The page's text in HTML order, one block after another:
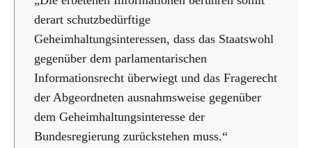
derart schutzbedürftige
Geheimhaltungsinteressen, dass das Staatswohl
gegenüber dem parlamentarischen
Informationsrecht überwiegt und das Fragerecht
der Abgeordneten ausnahmsweise gegenüber
dem Geheimhaltungsinteresse der
Bundesregierung zurückstehen muss.“